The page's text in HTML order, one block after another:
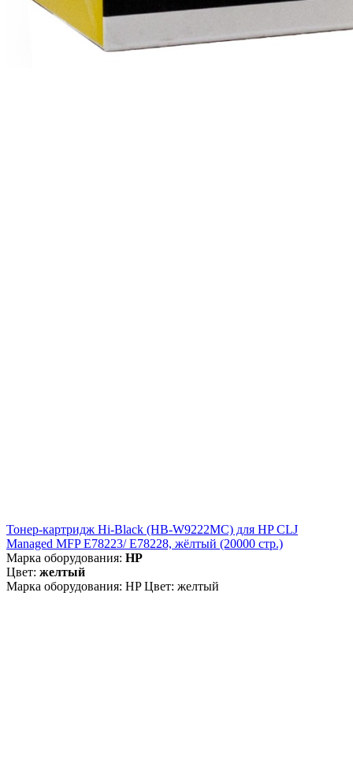
Тонер-картридж Hi-Black (HB-W9222MC) для HP CLJ
Managed MFP E78223/ E78228, жёлтый (20000 стр.)
Марка оборудования: HP
Цвет: желтый
Марка оборудования: HP Цвет: желтый